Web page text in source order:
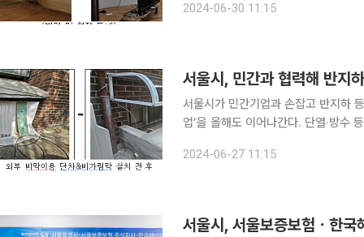
득 가구를 위해 서울시가 집수리 비용
2024-06-30 11:15
서울시, 민간과 협력해 반지
서울시가 민간기업과 손잡고 반지하
업’을 올해도 이어나간다. 단열‧방수
원을 펼쳐 안락한 주거환경을 선물했
2024-06-27 11:15